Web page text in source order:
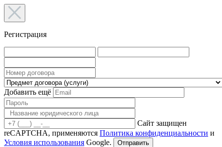
Регистрация
Добавить ещё
Сайт защищен
reCAPTCHA, применяются Политика конфиденциальности и
Условия использования Google. Отправить